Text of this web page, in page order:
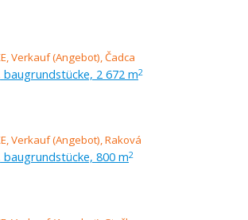
2 672 m2
800 m2